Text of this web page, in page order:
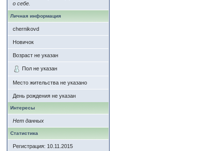
о себе.
Личная информация
chernikovd
Новичок
Возраст не указан
Пол не указан
Место жительства не указано
День рождения не указан
Интересы
Нет данных
Статистика
Регистрация: 10.11.2015